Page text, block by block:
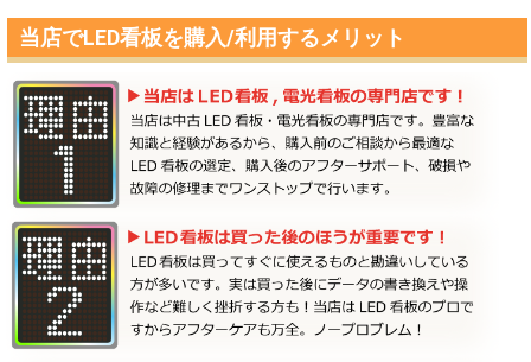
当店でLED看板を購入/利用するメリット